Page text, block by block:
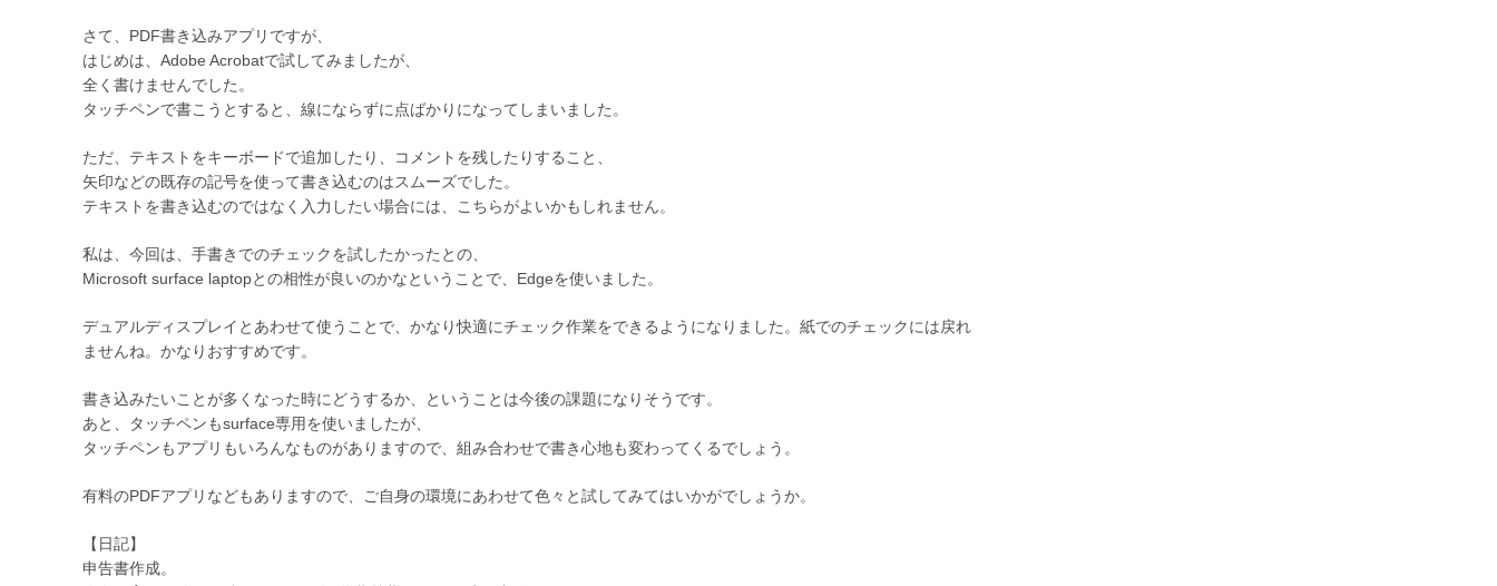
さて、PDF書き込みアプリですが、
はじめは、Adobe Acrobatで試してみましたが、
全く書けませんでした。
タッチペンで書こうとすると、線にならずに点ばかりになってしまいました。
ただ、テキストをキーボードで追加したり、コメントを残したりすること、
矢印などの既存の記号を使って書き込むのはスムーズでした。
テキストを書き込むのではなく入力したい場合には、こちらがよいかもしれません。
私は、今回は、手書きでのチェックを試したかったとの、
Microsoft surface laptopとの相性が良いのかなということで、Edgeを使いました。
デュアルディスプレイとあわせて使うことで、かなり快適にチェック作業をできるようになりました。紙でのチェックには戻れ
ませんね。かなりおすすめです。
書き込みたいことが多くなった時にどうするか、ということは今後の課題になりそうです。
あと、タッチペンもsurface専用を使いましたが、
タッチペンもアプリもいろんなものがありますので、組み合わせで書き心地も変わってくるでしょう。
有料のPDFアプリなどもありますので、ご自身の環境にあわせて色々と試してみてはいかがでしょうか。
【日記】
申告書作成。